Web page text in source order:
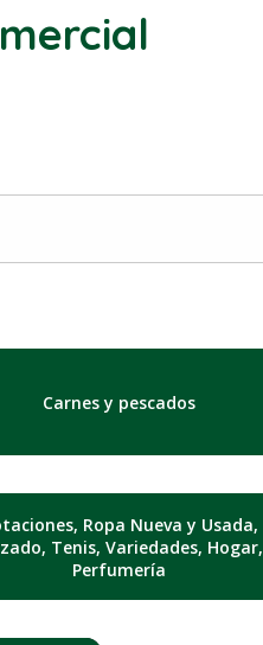
Carnes y pescados
Ropa Nueva y Usada,
Tenis, Variedades, Hogar,
Perfumería